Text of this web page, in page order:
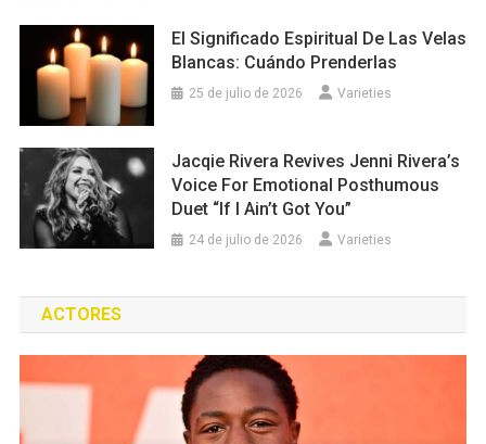
El Significado Espiritual De Las Velas
Blancas: Cuándo Prenderlas
25 de julio de 2026 Varieties
Jacqie Rivera Revives Jenni Rivera’s
Voice For Emotional Posthumous
Duet “If I Ain’t Got You”
24 de julio de 2026 Varieties
ACTORES